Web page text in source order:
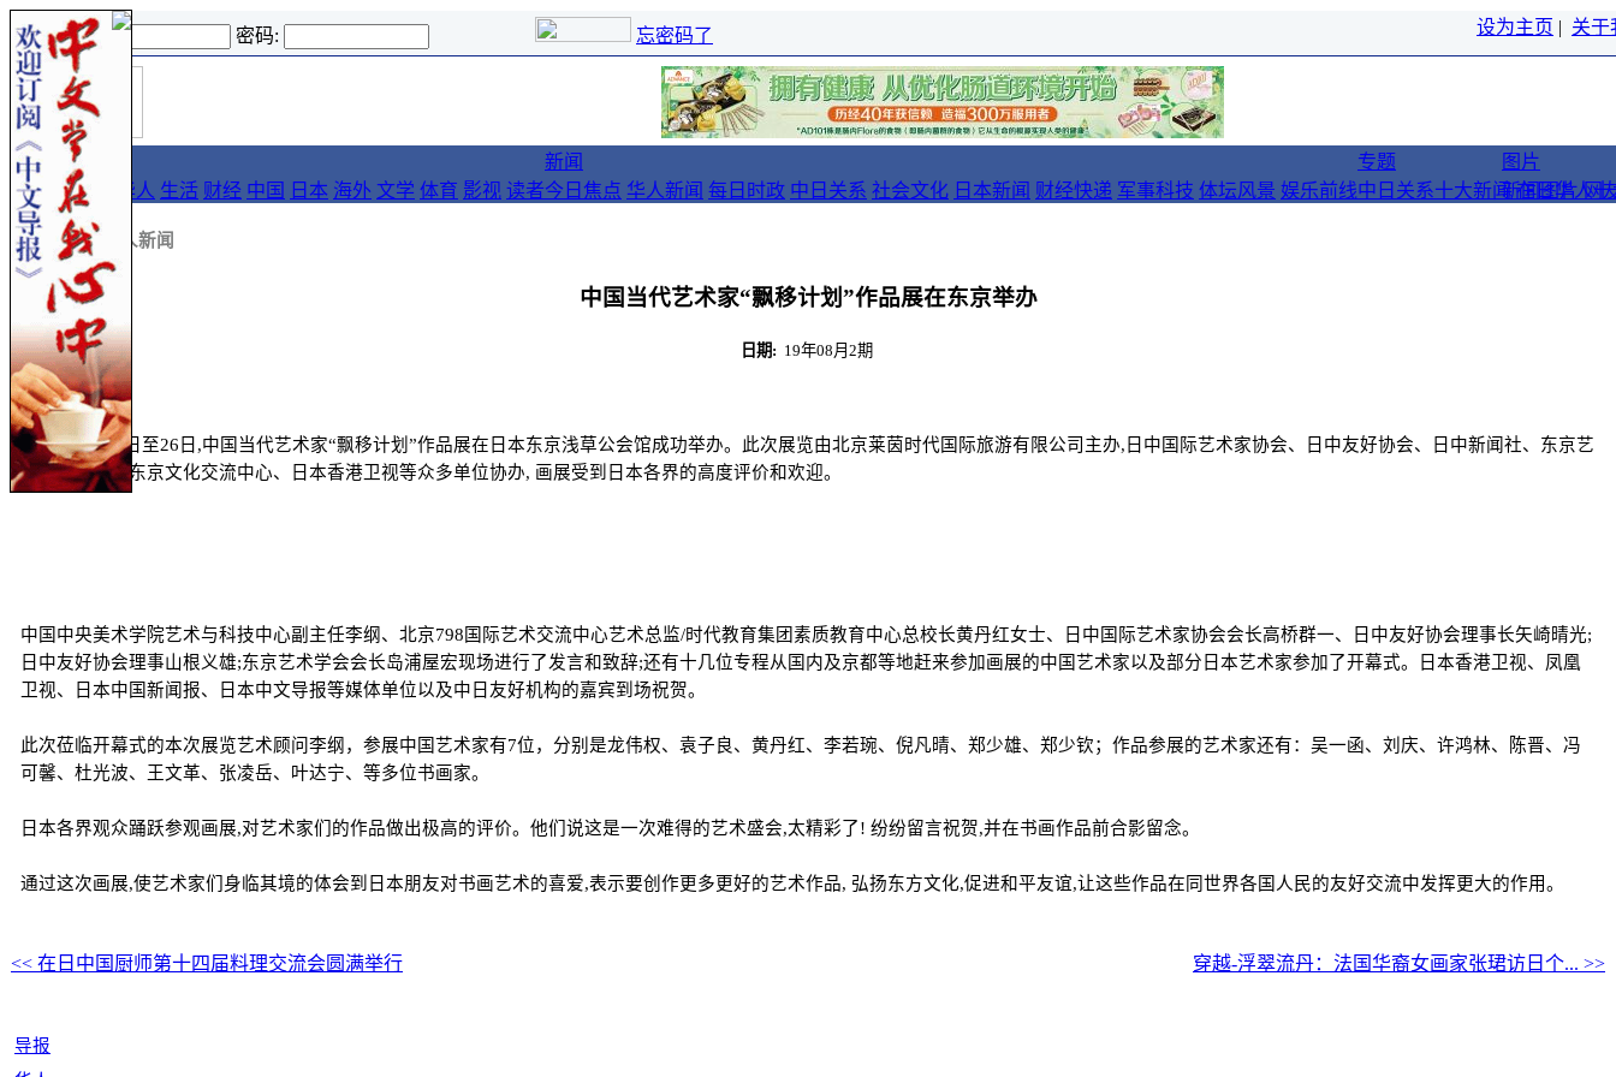
登录名: 密码: 忘密码了 设为主页 | 关于
首
页
导报
要闻 论坛 华人 生活 财经 中国 日本 海外 文学 体育 影视 读者
新闻
今日焦点 华人新闻 每日时政 中日关系 社会文化 日本新闻 财经快递 军事科技 体坛风景 娱乐前线
专题
中日关系十大新闻 在日华人
图片
新闻图片 网
::新闻:: 华人新闻
中国当代艺术家“飘移计划”作品展在东京举办
日期: 19年08月2期
2019年7月25日至26日,中国当代艺术家“飘移计划”作品展在日本东京浅草公会馆成功举办。此次展览由北京莱茵时代国际旅游有限公司主办,日中国际艺术家协会、日中友好协会、日中新闻社、东京艺
术学院、北京东京文化交流中心、日本香港卫视等众多单位协办, 画展受到日本各界的高度评价和欢迎。
中国中央美术学院艺术与科技中心副主任李纲、北京798国际艺术交流中心艺术总监/时代教育集团素质教育中心总校长黄丹红女士、日中国际艺术家协会会长高桥群一、日中友好协会理事长矢崎晴光;
日中友好协会理事山根义雄;东京艺术学会会长岛浦屋宏现场进行了发言和致辞;还有十几位专程从国内及京都等地赶来参加画展的中国艺术家以及部分日本艺术家参加了开幕式。日本香港卫视、凤凰
卫视、日本中国新闻报、日本中文导报等媒体单位以及中日友好机构的嘉宾到场祝贺。
此次莅临开幕式的本次展览艺术顾问李纲，参展中国艺术家有7位，分别是龙伟权、袁子良、黄丹红、李若琬、倪凡晴、郑少雄、郑少钦；作品参展的艺术家还有：吴一函、刘庆、许鸿林、陈晋、冯
可馨、杜光波、王文革、张凌岳、叶达宁、等多位书画家。
日本各界观众踊跃参观画展,对艺术家们的作品做出极高的评价。他们说这是一次难得的艺术盛会,太精彩了! 纷纷留言祝贺,并在书画作品前合影留念。
通过这次画展,使艺术家们身临其境的体会到日本朋友对书画艺术的喜爱,表示要创作更多更好的艺术作品, 弘扬东方文化,促进和平友谊,让这些作品在同世界各国人民的友好交流中发挥更大的作用。
<< 在日中国厨师第十四届料理交流会圆满举行 穿越-浮翠流丹：法国华裔女画家张珺访日个... >>
导报